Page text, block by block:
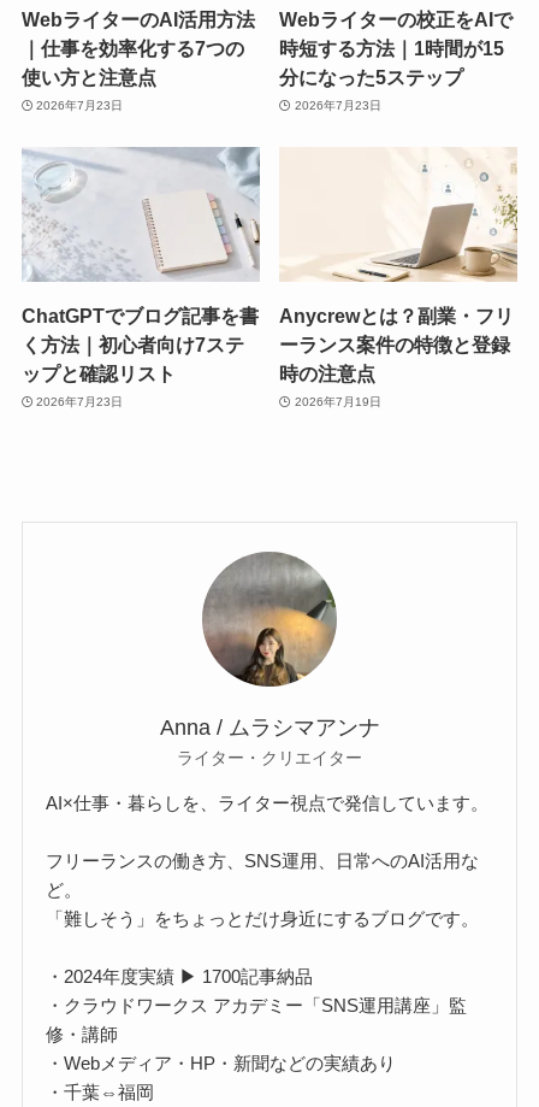
WebライターのAI活用方法
｜仕事を効率化する7つの
使い方と注意点
2026年7月23日
Webライターの校正をAIで
時短する方法｜1時間が15
分になった5ステップ
2026年7月23日
ChatGPTでブログ記事を書
く方法｜初心者向け7ステ
ップと確認リスト
2026年7月23日
Anycrewとは？副業・フリ
ーランス案件の特徴と登録
時の注意点
2026年7月19日
Anna / ムラシマアンナ
ライター・クリエイター
AI×仕事・暮らしを、ライター視点で発信しています。
フリーランスの働き方、SNS運用、日常へのAI活用な
ど。
「難しそう」をちょっとだけ身近にするブログです。
・2024年度実績 ▶ 1700記事納品
・クラウドワークス アカデミー「SNS運用講座」監
修・講師
・Webメディア・HP・新聞などの実績あり
・千葉⇔福岡